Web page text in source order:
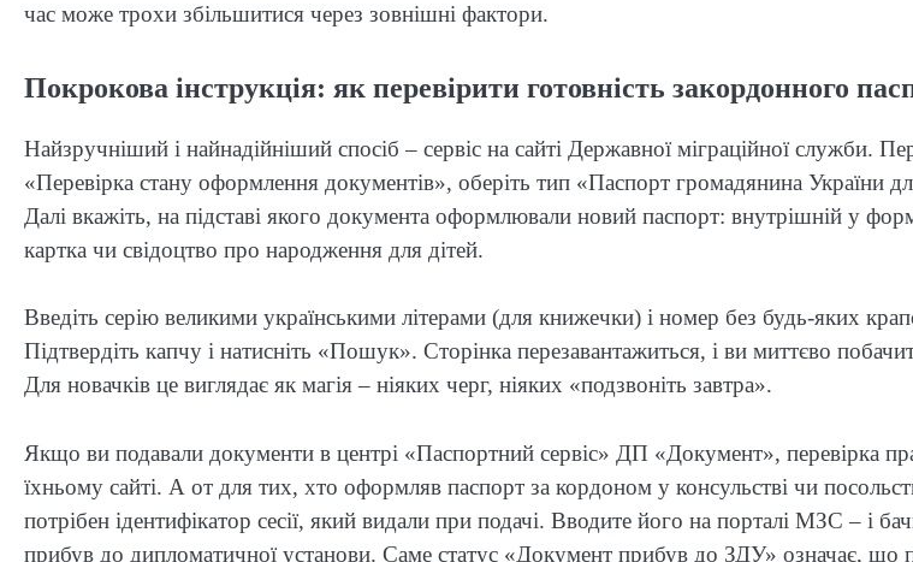
час може трохи збільшитися через зовнішні фактори.
Покрокова інструкція: як перевірити готовність закордонного
Найзручніший і найнадійніший спосіб – сервіс на сайті Державної міграційної служби.
«Перевірка стану оформлення документів», оберіть тип «Паспорт громадянина України
Далі вкажіть, на підставі якого документа оформлювали новий паспорт: внутрішній у
картка чи свідоцтво про народження для дітей.
Введіть серію великими українськими літерами (для книжечки) і номер без будь-яких
Підтвердіть капчу і натисніть «Пошук». Сторінка перезавантажиться, і ви миттєво
Для новачків це виглядає як магія – ніяких черг, ніяких «подзвоніть завтра».
Якщо ви подавали документи в центрі «Паспортний сервіс» ДП «Документ», перевірка
їхньому сайті. А от для тих, хто оформляв паспорт за кордоном у консульстві чи
потрібен ідентифікатор сесії, який видали при подачі. Вводите його на порталі МЗС – і
прибув до дипломатичної установи. Саме статус «Документ прибув до ЗДУ» означає, що